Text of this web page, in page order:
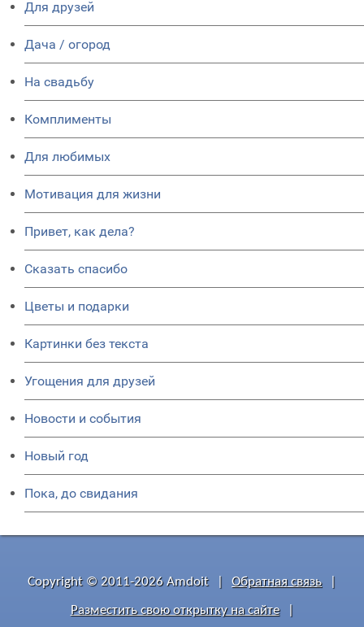
Для друзей
Дача / огород
На свадьбу
Комплименты
Для любимых
Мотивация для жизни
Привет, как дела?
Сказать спасибо
Цветы и подарки
Картинки без текста
Угощения для друзей
Новости и события
Новый год
Пока, до свидания
Copyright © 2011-2026 Amdoit Обратная связь
Разместить свою открытку на сайте